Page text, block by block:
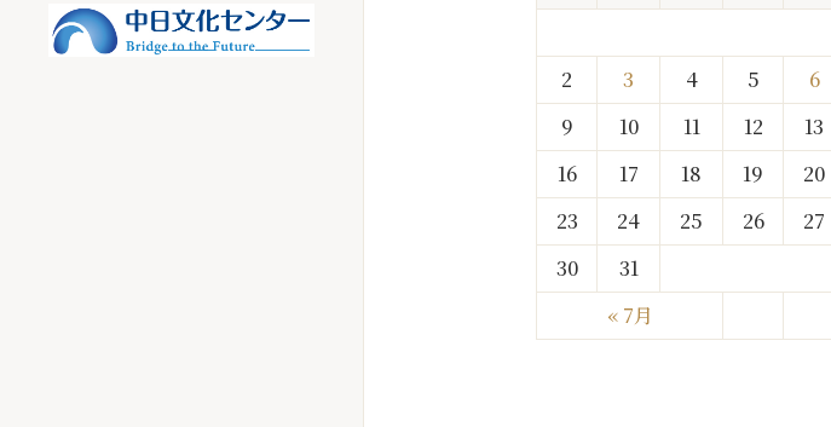
« 7月
2
3 4 5 6
9
10 11 12 13
16
17 18 19 20
23
24 25 26 27
30
31